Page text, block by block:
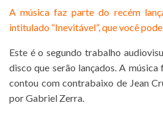
A música faz parte do recém
intitulado “Inevitável”, que você pode
Este é o segundo trabalho
disco que serão lançados. A
contou com contrabaixo de Jean
por Gabriel Zerra.